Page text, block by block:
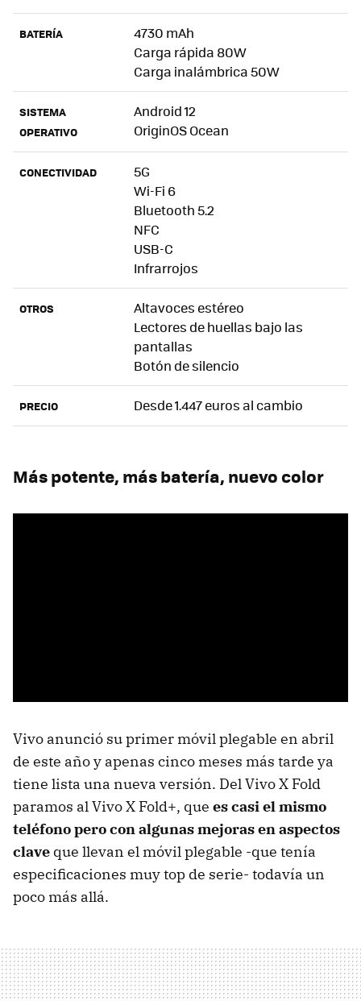
BATERÍA
4730 mAh
Carga rápida 80W
Carga inalámbrica 50W
SISTEMA
OPERATIVO
Android 12
OriginOS Ocean
CONECTIVIDAD
5G
Wi-Fi 6
Bluetooth 5.2
NFC
USB-C
Infrarrojos
OTROS
Altavoces estéreo
Lectores de huellas bajo las
pantallas
Botón de silencio
PRECIO Desde 1.447 euros al cambio
Más potente, más batería, nuevo color
Vivo anunció su primer móvil plegable en abril
de este año y apenas cinco meses más tarde ya
tiene lista una nueva versión. Del Vivo X Fold
paramos al Vivo X Fold+, que es casi el mismo
teléfono pero con algunas mejoras en aspectos
clave que llevan el móvil plegable -que tenía
especificaciones muy top de serie- todavía un
poco más allá.